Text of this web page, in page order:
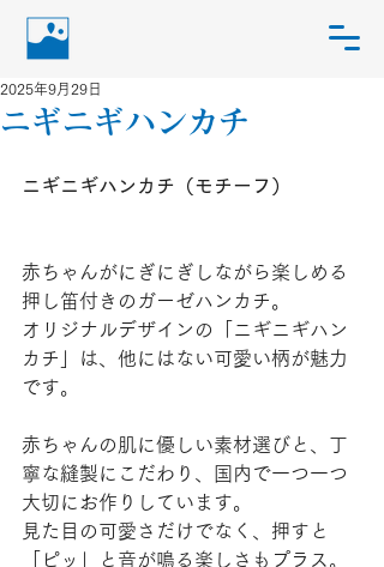
ニギニギハンカチ
2025年9月29日
ニギニギハンカチ（モチーフ）
赤ちゃんがにぎにぎしながら楽しめる
押し笛付きのガーゼハンカチ。
オリジナルデザインの「ニギニギハン
カチ」は、他にはない可愛い柄が魅力
です。
赤ちゃんの肌に優しい素材選びと、丁
寧な縫製にこだわり、国内で一つ一つ
大切にお作りしています。
見た目の可愛さだけでなく、押すと
「ピッ」と音が鳴る楽しさもプラス。